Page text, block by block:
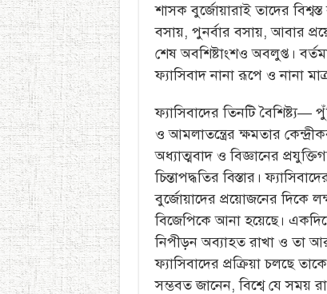
শাসক বুর্জোয়ারাই তাদের
বসায়, পুনর্বার বসায়, আবার
শেষ অবশিষ্টাংশও অবলুপ্ত।
ফ্যাসিবাদ নানা রূপে ও নানা
ফ্যাসিবাদের তিনটি বৈশিষ্ট্য—
ও আমলাতন্ত্রের ক্ষমতার
অধ্যাত্মবাদ ও বিজ্ঞানের
চিন্তাপদ্ধতির বিস্তার।
বুর্জোয়াদের প্রয়োজনের দিকে
বিজেপিকে আনা হয়েছে।
নিপীড়ন অব্যাহত রাখা ও তা
ফ্যাসিবাদের প্রক্রিয়া চলছে
সম্ভবত জানেন, বিশ্বে যে সময়